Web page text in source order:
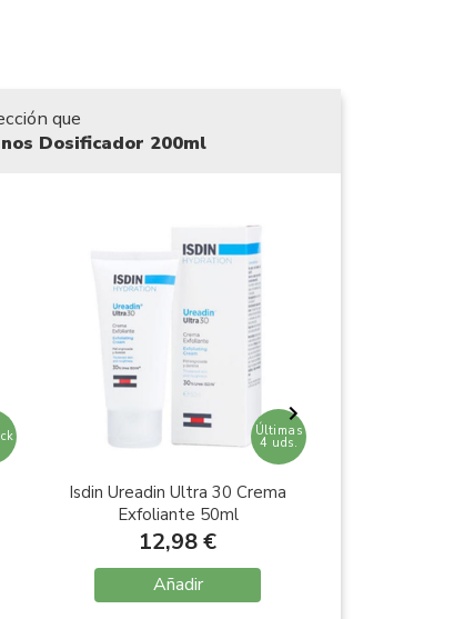
que
Dosificador 200ml
Últimas
4 uds.
Isdin Ureadin Ultra 30 Crema
Exfoliante 50ml
12,98 €
Añadir